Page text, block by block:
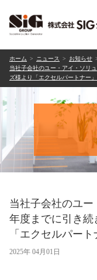
ホーム ニュース
お知らせ
当社子会社のユー・アイ・ソリ
ズ様より「エクセルパートナー
当社子会社のユ
年度までに引き続
「エクセルパー
2025年 04月01日